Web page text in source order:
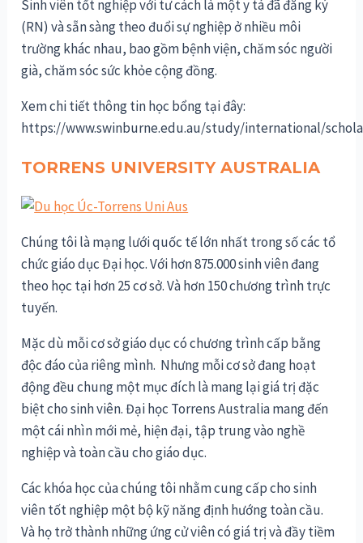
Sinh viên tốt nghiệp với tư cách là một y tá đã đăng ký
(RN) và sẵn sàng theo đuổi sự nghiệp ở nhiều môi
trường khác nhau, bao gồm bệnh viện, chăm sóc người
già, chăm sóc sức khỏe cộng đồng.
Xem chi tiết thông tin học bổng tại đây:
https://www.swinburne.edu.au/study/international/
TORRENS UNIVERSITY AUSTRALIA
Chúng tôi là mạng lưới quốc tế lớn nhất trong số các tổ
chức giáo dục Đại học. Với hơn 875.000 sinh viên đang
theo học tại hơn 25 cơ sở. Và hơn 150 chương trình trực
tuyến.
Mặc dù mỗi cơ sở giáo dục có chương trình cấp bằng
độc đáo của riêng mình. Nhưng mỗi cơ sở đang hoạt
động đều chung một mục đích là mang lại giá trị đặc
biệt cho sinh viên. Đại học Torrens Australia mang đến
một cái nhìn mới mẻ, hiện đại, tập trung vào nghề
nghiệp và toàn cầu cho giáo dục.
Các khóa học của chúng tôi nhằm cung cấp cho sinh
viên tốt nghiệp một bộ kỹ năng định hướng toàn cầu.
Và họ trở thành những ứng cử viên có giá trị và đầy tiềm